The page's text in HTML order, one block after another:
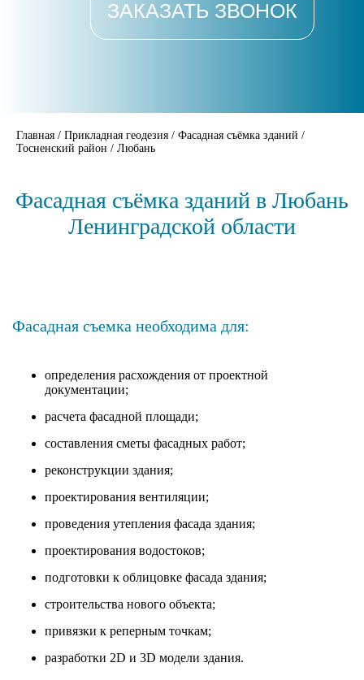
ЗАКАЗАТЬ ЗВОНОК
Главная / Прикладная геодезия / Фасадная съёмка зданий /
Тосненский район / Любань
Фасадная съёмка зданий в Любань
Ленинградской области
Фасадная съемка необходима для:
определения расхождения от проектной
документации;
расчета фасадной площади;
составления сметы фасадных работ;
реконструкции здания;
проектирования вентиляции;
проведения утепления фасада здания;
проектирования водостоков;
подготовки к облицовке фасада здания;
строительства нового объекта;
привязки к реперным точкам;
разработки 2D и 3D модели здания.